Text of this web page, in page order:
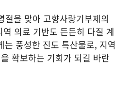
절을 맞아 고향사랑기부제의
의료 기반도 든든히 다질 계
는 풍성한 진도 특산물로, 지역
확보하는 기회가 되길 바란